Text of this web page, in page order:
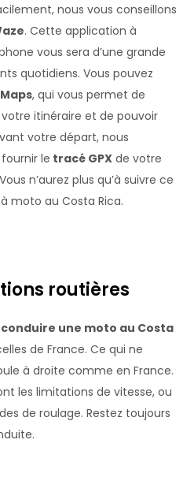
nous vous conseillons
. Cette application à
vous sera d’une grande
quotidiens. Vous pouvez
, qui vous permet de
itinéraire et de pouvoir
votre départ, nous
le tracé GPX de votre
n’aurez plus qu’à suivre ce
moto au Costa Rica.
routières
conduire une moto au Costa
de France. Ce qui ne
à droite comme en France.
les limitations de vitesse, ou
de roulage. Restez toujours